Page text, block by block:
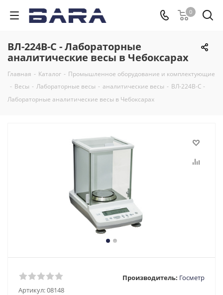
0
ВЛ-224В-С - Лабораторные
аналитические весы в Чебоксарах
Главная - Каталог - Промышленное оборудование и комплектующие
- Весы - Лабораторные весы - аналитические весы - ВЛ-224В-С -
Лабораторные аналитические весы в Чебоксарах
Артикул:08148
Производитель: Госметр